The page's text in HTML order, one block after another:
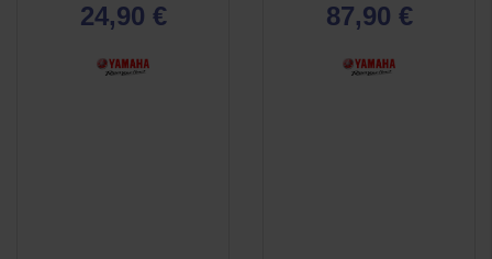
24,90 € 87,90 €